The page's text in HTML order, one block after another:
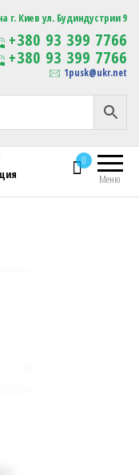
Изготовление
сувенирной продукции
с логотипом
г. Киев ул. Будиндустрии 9
+380 93 399 7766
+380 93 399 7766
1pusk@ukr.net
Меню
0